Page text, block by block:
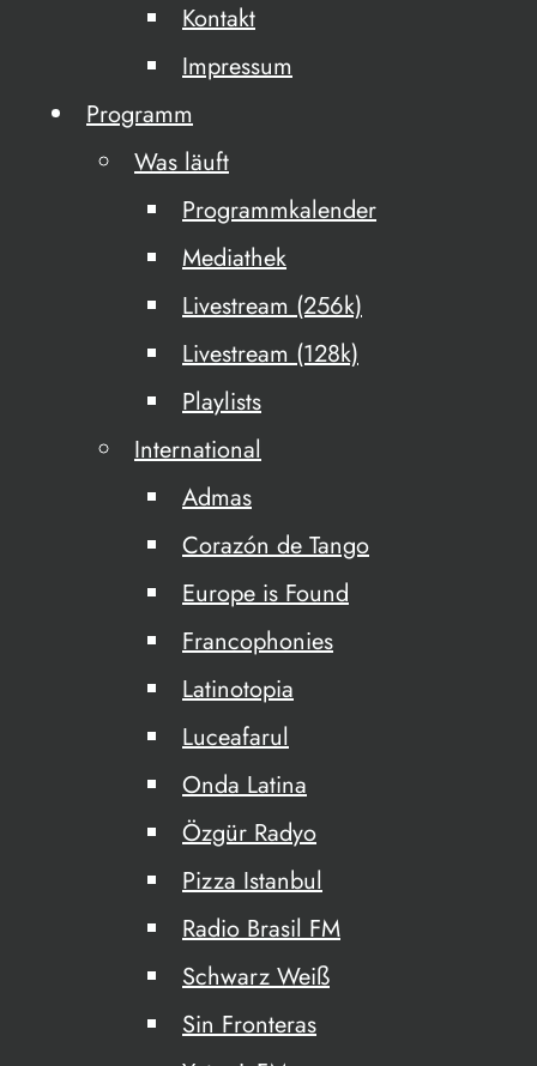
Kontakt
Impressum
Programm
Was läuft
Programmkalender
Mediathek
Livestream (256k)
Livestream (128k)
Playlists
International
Admas
Corazón de Tango
Europe is Found
Francophonies
Latinotopia
Luceafarul
Onda Latina
Özgür Radyo
Pizza Istanbul
Radio Brasil FM
Schwarz Weiß
Sin Fronteras